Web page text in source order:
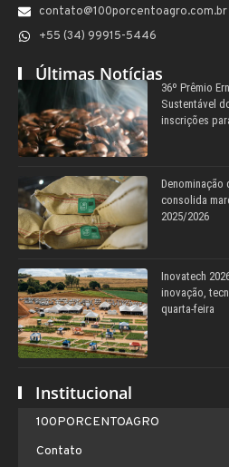
contato@100porcentoagro.com.br
+55 (34) 99915-5446
Últimas Notícias
36º Prêmio
Sustentável
inscrições
Denominação
consolida
2025/2026
Inovatech
inovação,
quarta-feira
Institucional
100PORCENTOAGRO
Contato